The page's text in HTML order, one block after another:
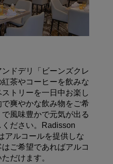
ドデリ「ビーンズクレ
茶やコーヒーを飲みな
トリーを一日中お楽し
爽やかな飲み物をご希
風味豊かで元気が出る
ださい。Radisson
アルコールを提供しな
ご希望であればアルコ
だけます。